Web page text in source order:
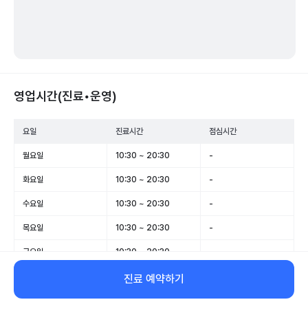
영업시간(진료•운영)
요일 진료시간 점심시간
월요일 10:30 ~ 20:30 -
화요일 10:30 ~ 20:30 -
수요일 10:30 ~ 20:30 -
목요일 10:30 ~ 20:30 -
금요일 10:30 ~ 20:30
10:00 ~ 17:00
일요일 휴무 -
진료 예약하기